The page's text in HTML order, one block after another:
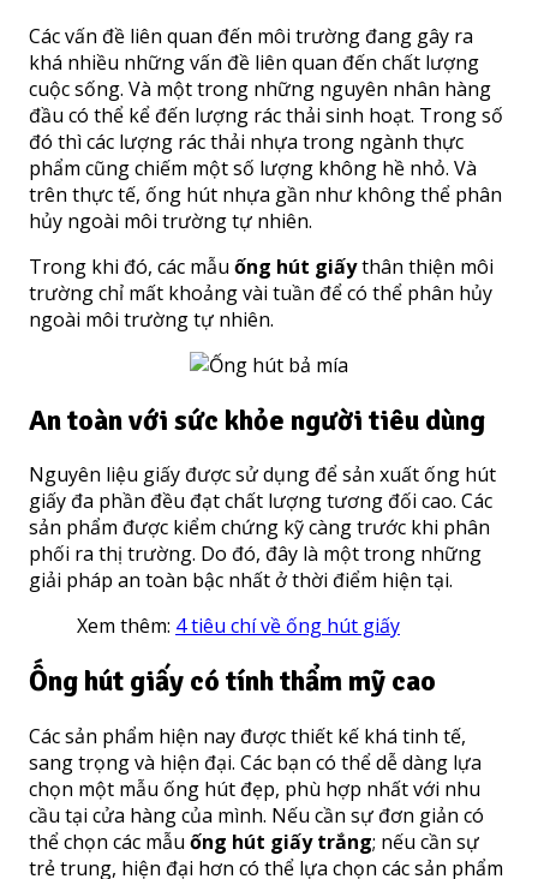
Các vấn đề liên quan đến môi trường đang gây ra
khá nhiều những vấn đề liên quan đến chất lượng
cuộc sống. Và một trong những nguyên nhân hàng
đầu có thể kể đến lượng rác thải sinh hoạt. Trong số
đó thì các lượng rác thải nhựa trong ngành thực
phẩm cũng chiếm một số lượng không hề nhỏ. Và
trên thực tế, ống hút nhựa gần như không thể phân
hủy ngoài môi trường tự nhiên.
Trong khi đó, các mẫu ống hút giấythân thiện môi
trường chỉ mất khoảng vài tuần để có thể phân hủy
ngoài môi trường tự nhiên.
An toàn với sức khỏe người tiêu dùng
Nguyên liệu giấy được sử dụng để sản xuất ống hút
giấy đa phần đều đạt chất lượng tương đối cao. Các
sản phẩm được kiểm chứng kỹ càng trước khi phân
phối ra thị trường. Do đó, đây là một trong những
giải pháp an toàn bậc nhất ở thời điểm hiện tại.
Xem thêm: 4 tiêu chí về ống hút giấy
Ống hút giấy có tính thẩm mỹ cao
Các sản phẩm hiện nay được thiết kế khá tinh tế,
sang trọng và hiện đại. Các bạn có thể dễ dàng lựa
chọn một mẫu ống hút đẹp, phù hợp nhất với nhu
cầu tại cửa hàng của mình. Nếu cần sự đơn giản có
thể chọn các mẫu ống hút giấy trắng; nếu cần sự
trẻ trung, hiện đại hơn có thể lựa chọn các sản phẩm